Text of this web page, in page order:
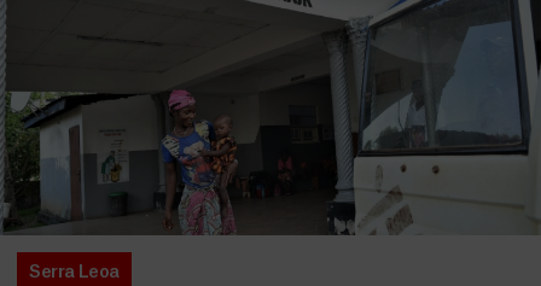
Serra Leoa